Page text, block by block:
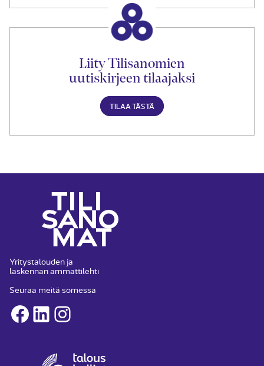
Liity Tilisanomien
uutiskirjeen tilaajaksi
TILAA TÄSTÄ
Yritystalouden ja
laskennan ammattilehti
Seuraa meitä somessa
Facebook
LinkedInInstagram